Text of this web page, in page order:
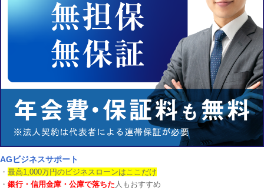
AGビジネスサポート
・ 最高1,000万円のビジネスローンはここだけ
・ 銀行・信用金庫・公庫で落ちた 人もおすすめ